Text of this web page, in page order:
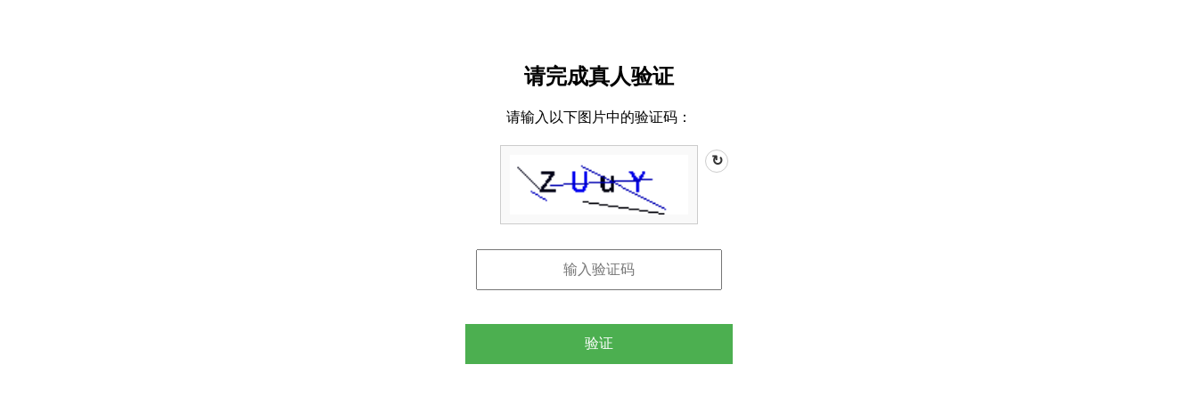
请完成真人验证
请输入以下图片中的验证码：
↻
验证